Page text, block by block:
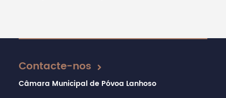
Atualizado em 03/10/2024
Contacte-nos
Câmara Municipal de Póvoa Lanhoso